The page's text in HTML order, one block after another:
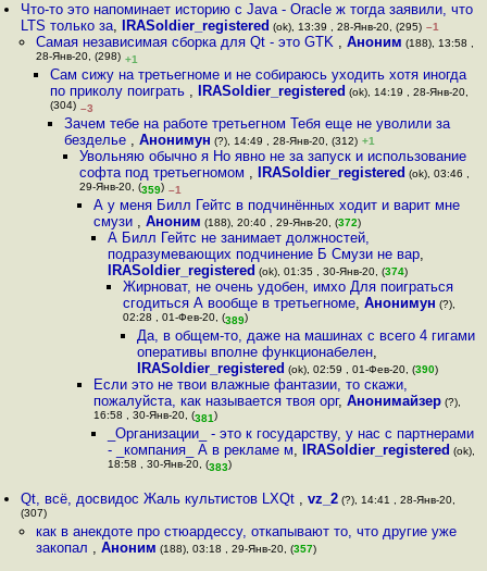
Что-то это напоминает историю с Java - Oracle ж тогда заявили, что
LTS только за, IRASoldier_registered (ok), 13:39 , 28-Янв-20, (295) –1
Самая независимая сборка для Qt - это GTK , Аноним (188), 13:58 ,
28-Янв-20, (298) +1
Сам сижу на третьегноме и не собираюсь уходить хотя иногда
по приколу поиграть , IRASoldier_registered (ok), 14:19 , 28-Янв-20,
(304) –3
Зачем тебе на работе третьегном Тебя еще не уволили за
безделье ,Анонимун (?), 14:49 , 28-Янв-20, (312) +1
Увольняю обычно я Но явно не за запуск и использование
софта под третьегномом , IRASoldier_registered (ok), 03:46 ,
29-Янв-20, (359) –1
А у меня Билл Гейтс в подчинённых ходит и варит мне
смузи , Аноним (188), 20:40 , 29-Янв-20, (372)
А Билл Гейтс не занимает должностей,
подразумевающих подчинение Б Смузи не вар,
IRASoldier_registered (ok), 01:35 , 30-Янв-20, (374)
Жирноват, не очень удобен, имхо Для поиграться
сгодиться А вообще в третьегноме, Анонимун (?),
02:28 , 01-Фев-20, (389)
Да, в общем-то, даже на машинах с всего 4 гигами
оперативы вполне функционабелен,
IRASoldier_registered (ok), 02:59 , 01-Фев-20, (390)
Если это не твои влажные фантазии, то скажи,
пожалуйста, как называется твоя орг, Анонимайзер(?),
16:58 , 30-Янв-20, (381)
_Организации_ - это к государству, у нас с партнерами
- _компания_ А в рекламе м, IRASoldier_registered (ok),
18:58 , 30-Янв-20, (383)
Qt, всё, досвидос Жаль культистов LXQt ,vz_2 (?), 14:41 , 28-Янв-20,
(307)
как в анекдоте про стюардессу, откапывают то, что другие уже
закопал , Аноним (188), 03:18 , 29-Янв-20, (357)